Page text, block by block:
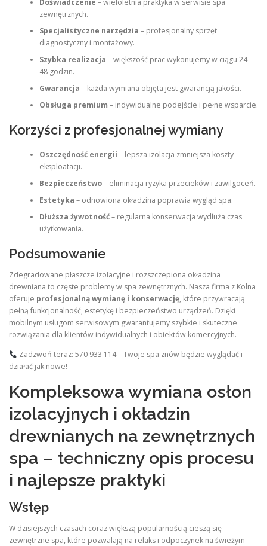
Doświadczenie – wieloletnia praktyka w serwisie spa
zewnętrznych.
Specjalistyczne narzędzia – profesjonalny sprzęt
diagnostyczny i montażowy.
Szybka realizacja – większość prac wykonujemy w ciągu 24–
48 godzin.
Gwarancja – każda wymiana objęta jest gwarancją jakości.
Obsługa premium – indywidualne podejście i pełne wsparcie.
Korzyści z profesjonalnej wymiany
Oszczędność energii – lepsza izolacja zmniejsza koszty
eksploatacji.
Bezpieczeństwo– eliminacja ryzyka przecieków i zawilgoceń.
Estetyka – odnowiona okładzina poprawia wygląd spa.
Dłuższa żywotność– regularna konserwacja wydłuża czas
użytkowania.
Podsumowanie
Zdegradowane płaszcze izolacyjne i rozszczepiona okładzina
drewniana to częste problemy w spa zewnętrznych. Nasza firma z Kolna
oferuje profesjonalną wymianę i konserwację, które przywracają
pełną funkcjonalność, estetykę i bezpieczeństwo urządzeń. Dzięki
mobilnym usługom serwisowym gwarantujemy szybkie i skuteczne
rozwiązania dla klientów indywidualnych i obiektów komercyjnych.
Zadzwoń teraz: 570 933 114 – Twoje spa znów będzie wyglądać i
działać jak nowe!
Kompleksowa wymiana osłon
izolacyjnych i okładzin
drewnianych na zewnętrznych
spa – techniczny opis procesu
i najlepsze praktyki
Wstęp
W dzisiejszych czasach coraz większą popularnością cieszą się
zewnętrzne spa, które pozwalają na relaks i odpoczynek na świeżym